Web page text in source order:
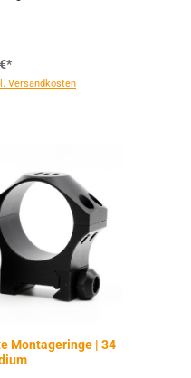
Versandkosten
Montageringe | 34